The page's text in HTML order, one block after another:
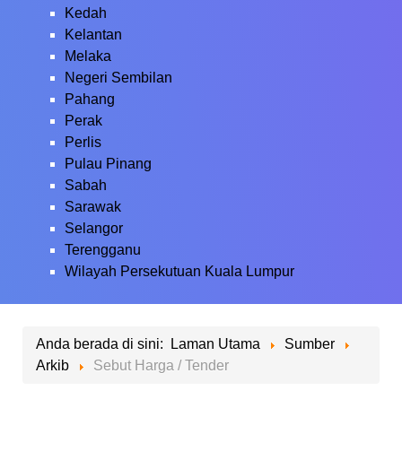
Kedah
Kelantan
Melaka
Negeri Sembilan
Pahang
Perak
Perlis
Pulau Pinang
Sabah
Sarawak
Selangor
Terengganu
Wilayah Persekutuan Kuala Lumpur
Anda berada di sini: Laman Utama
Sumber
Arkib
Sebut Harga / Tender